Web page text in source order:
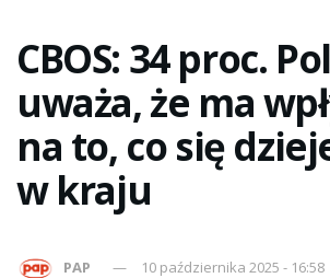
CBOS: 34 proc.
uważa, że ma
na to, co się
w kraju
PAP 10 października 2025 - 16:58